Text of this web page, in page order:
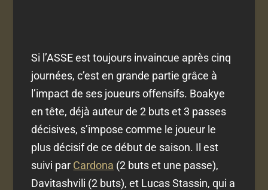
Si l’ASSE est toujours invaincue après cinq
journées, c’est en grande partie grâce à
l’impact de ses joueurs offensifs. Boakye
en tête, déjà auteur de 2 buts et 3 passes
décisives, s’impose comme le joueur le
plus décisif de ce début de saison. Il est
suivi par Cardona (2 buts et une passe),
Davitashvili (2 buts), et Lucas Stassin, qui a